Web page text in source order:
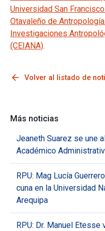
Universidad San
Otavaleño de
Investigaciones
(CEIANA).
arrow_back Volver al listado de
Más noticias
Jeaneth Suarez se une
Académico
RPU: Mag Lucía
cuna en la Universidad
Arequipa
RPU: Dr. Manuel